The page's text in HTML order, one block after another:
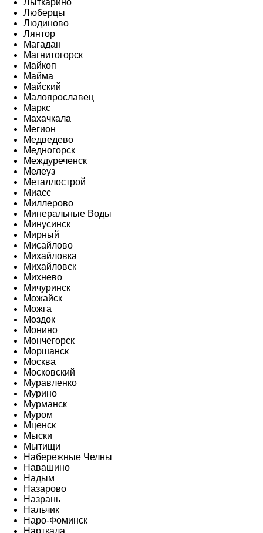
Лыткарино
Люберцы
Людиново
Лянтор
Магадан
Магнитогорск
Майкоп
Майма
Майский
Малоярославец
Маркс
Махачкала
Мегион
Медведево
Медногорск
Междуреченск
Мелеуз
Металлострой
Миасс
Миллерово
Минеральные Воды
Минусинск
Мирный
Мисайлово
Михайловка
Михайловск
Михнево
Мичуринск
Можайск
Можга
Моздок
Монино
Мончегорск
Моршанск
Москва
Московский
Муравленко
Мурино
Мурманск
Муром
Мценск
Мыски
Мытищи
Набережные Челны
Навашино
Надым
Назарово
Назрань
Нальчик
Наро-Фоминск
Нарткала